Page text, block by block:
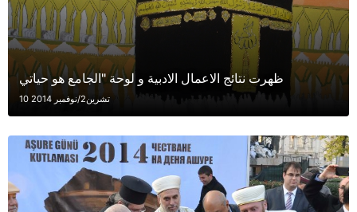
ظهرت نتائج الاعمال الادبية و لوحة "الجامع هو حياتي
10 تشرين2/نوفمبر 2014